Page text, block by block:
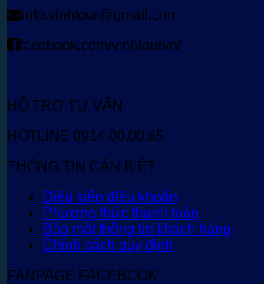
info.vinhtour@gmail.com
facebook.com/vinhtourvn/
HỖ TRỢ TƯ VẤN
HOTLINE 0914.00.00.65
THÔNG TIN CẦN BIẾT
Điều kiện điều khoản
Phương thức thanh toán
Bảo mật thông tin khách hàng
Chính sách quy định
FANPAGE FACEBOOK